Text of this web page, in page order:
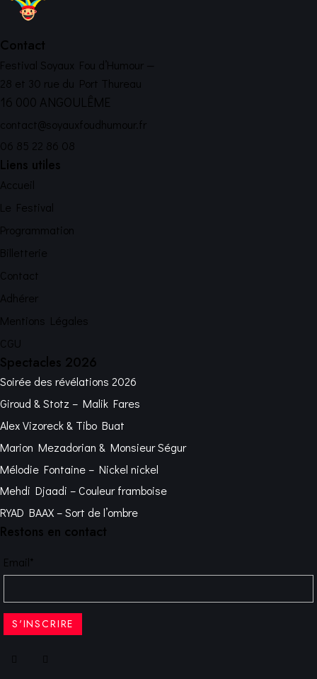
Contact
Festival Soyaux Fou d’Humour —
28 et 30 rue du Port Thureau
16 000 ANGOULÊME
contact@soyauxfoudhumour.fr
06 85 22 86 08
Liens utiles
Accueil
Le Festival
Programmation
Billetterie
Contact
Adhérer
Mentions Légales
CGU
Spectacles 2026
Soirée des révélations 2026
Giroud & Stotz – Malik Fares
Alex Vizoreck & Tibo Buat
Marion Mezadorian & Monsieur Ségur
Mélodie Fontaine – Nickel nickel
Mehdi Djaadi – Couleur framboise
RYAD BAAX – Sort de l’ombre
Restons en contact
Email*